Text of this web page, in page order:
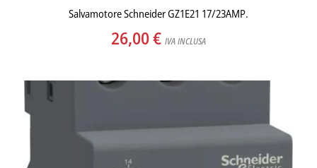
Salvamotore Schneider GZ1E21 17/23AMP.
26,00€ IVA INCLUSA